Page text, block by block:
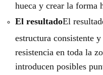
hueca y crear la forma
El resultadoEl
estructura consistente
resistencia en toda la
introducen posibles